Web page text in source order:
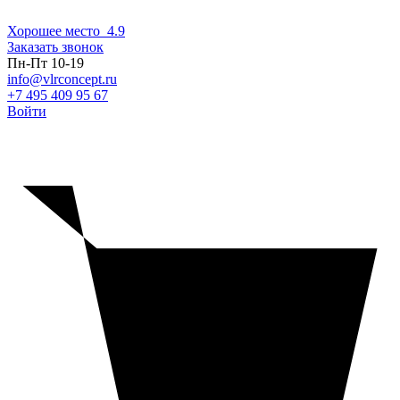
Хорошее место 4.9
Заказать звонок
Пн-Пт 10-19
info@vlrconcept.ru
+7 495 409 95 67
Войти